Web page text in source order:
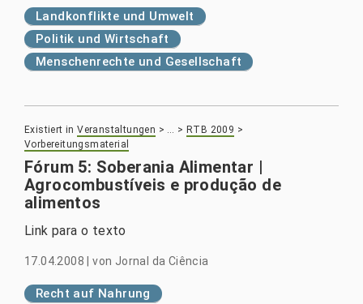
Landkonflikte und Umwelt
Politik und Wirtschaft
Menschenrechte und Gesellschaft
Existiert in Veranstaltungen > … > RTB 2009 >
Vorbereitungsmaterial
Fórum 5: Soberania Alimentar |
Agrocombustíveis e produção de
alimentos
Link para o texto
17.04.2008 |von Jornal da Ciência
Recht auf Nahrung